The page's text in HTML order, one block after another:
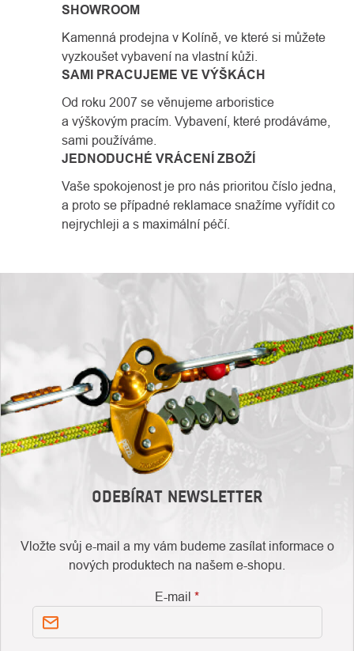
SHOWROOM
Kamenná prodejna v Kolíně, ve které si můžete
vyzkoušet vybavení na vlastní kůži.
SAMI PRACUJEME VE VÝŠKÁCH
Od roku 2007 se věnujeme arboristice
a výškovým pracím. Vybavení, které prodáváme,
sami používáme.
JEDNODUCHÉ VRÁCENÍ ZBOŽÍ
Vaše spokojenost je pro nás prioritou číslo jedna,
a proto se případné reklamace snažíme vyřídit co
nejrychleji a s maximální péčí.
ODEBÍRAT NEWSLETTER
Vložte svůj e-mail a my vám budeme zasílat informace o
nových produktech na našem e-shopu.
E-mail